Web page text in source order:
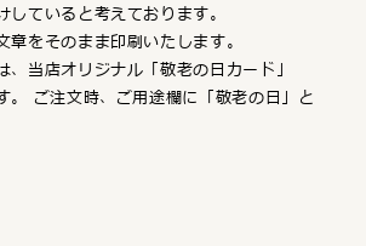
ていると考えております。
をそのまま印刷いたします。
、当店オリジナル「敬老の日カード」
。 ご注文時、ご用途欄に「敬老の日」と